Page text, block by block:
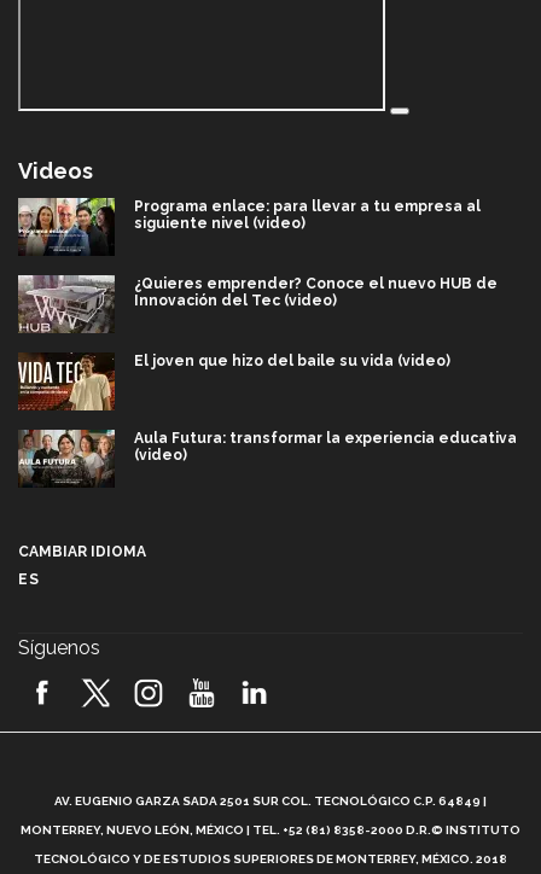
Videos
Programa enlace: para llevar a tu empresa al
siguiente nivel (video)
¿Quieres emprender? Conoce el nuevo HUB de
Innovación del Tec (video)
El joven que hizo del baile su vida (video)
Aula Futura: transformar la experiencia educativa
(video)
2026! (video)
¿Cómo es el Modelo Educativo Tec? (video)
CAMBIAR IDIOMA
ES
Síguenos
AV. EUGENIO GARZA SADA 2501 SUR COL. TECNOLÓGICO C.P. 64849 |
MONTERREY, NUEVO LEÓN, MÉXICO | TEL. +52 (81) 8358-2000 D.R.© INSTITUTO
TECNOLÓGICO Y DE ESTUDIOS SUPERIORES DE MONTERREY, MÉXICO. 2018